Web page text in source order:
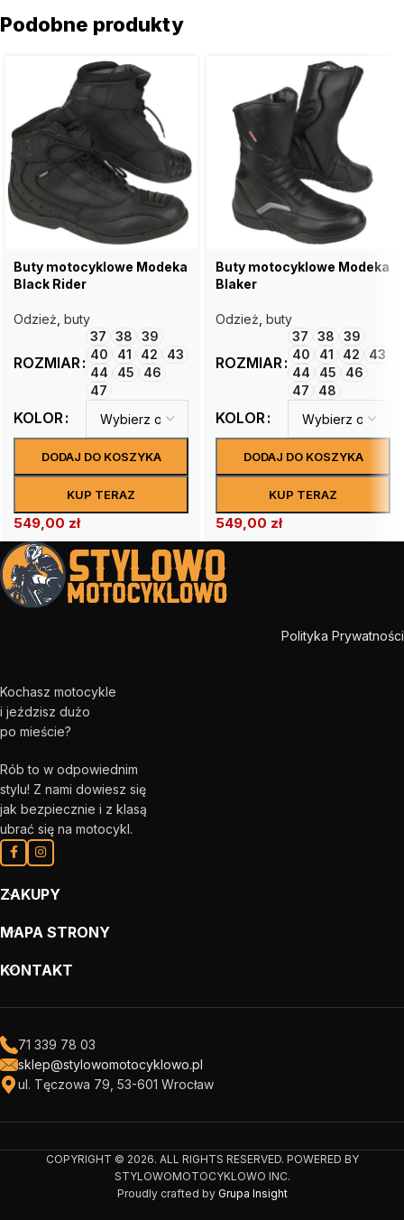
Podobne produkty
Buty motocyklowe Modeka
Black Rider
Odzież buty
ROZMIAR
37 38
39
40
41 42
43
44
45
46
47
KOLOR
DODAJ DO KOSZYKA
KUP TERAZ
549,00 zł
Buty motocyklowe Modeka
Blaker
Odzież buty
ROZMIAR
37 38
39
40
41 42
43
44
45
46
47
48
KOLOR
DODAJ DO KOSZYKA
KUP TERAZ
549,00 zł
Polityka Prywatności
Kochasz motocykle
i jeździsz dużo
po mieście?
Rób to w odpowiednim
stylu! Z nami dowiesz się
jak bezpiecznie i z klasą
ubrać się na motocykl.
ZAKUPY
MAPA STRONY
KONTAKT
71 339 78 03
sklep@stylowomotocyklowo.pl
ul. Tęczowa 79, 53-601 Wrocław
COPYRIGHT © 2026. ALL RIGHTS RESERVED. POWERED BY
STYLOWOMOTOCYKLOWO INC.
Proudly crafted by Grupa Insight